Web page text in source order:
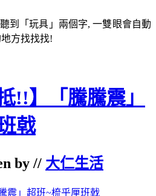
到「玩具」兩個字,一雙眼會自動
方找找找!
!!】「騰騰震」
戟
by // 大仁生活